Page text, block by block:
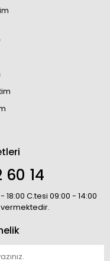
60 14
C.tesi 09:00 - 14:00